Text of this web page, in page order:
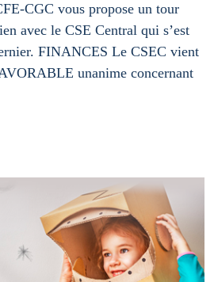
CGC vous propose un tour
avec le CSE Central qui s’est
FINANCES Le CSEC vient
unanime concernant